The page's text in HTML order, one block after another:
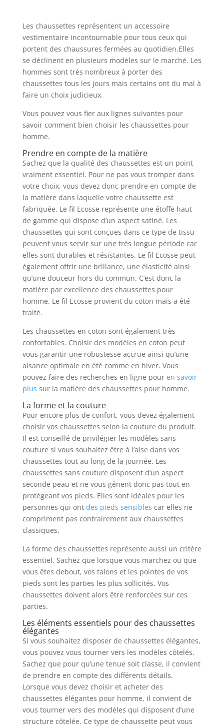
Les chaussettes représentent un accessoire
vestimentaire incontournable pour tous ceux qui
portent des chaussures fermées au quotidien.Elles
se déclinent en plusieurs modèles sur le marché. Les
hommes sont très nombreux à porter des
chaussettes tous les jours mais certains ont du mal à
faire un choix judicieux.
Vous pouvez vous fier aux lignes suivantes pour
savoir comment bien choisir les chaussettes pour
homme.
Prendre en compte de la matière
Sachez que la qualité des chaussettes est un point
vraiment essentiel. Pour ne pas vous tromper dans
votre choix, vous devez donc prendre en compte de
la matière dans laquelle votre chaussette est
fabriquée. Le fil Ecosse représente une étoffe haut
de gamme qui dispose d’un aspect satiné. Les
chaussettes qui sont conçues dans ce type de tissu
peuvent vous servir sur une très longue période car
elles sont durables et résistantes. Le fil Ecosse peut
également offrir une brillance, une élasticité ainsi
qu’une douceur hors du commun. C’est donc la
matière par excellence des chaussettes pour
homme. Le fil Ecosse provient du coton mais a été
traité.
Les chaussettes en coton sont également très
confortables. Choisir des modèles en coton peut
vous garantir une robustesse accrue ainsi qu’une
aisance optimale en été comme en hiver. Vous
pouvez faire des recherches en ligne pour en savoir
plus sur la matière des chaussettes pour homme.
La forme et la couture
Pour encore plus de confort, vous devez également
choisir vos chaussettes selon la couture du produit.
Il est conseillé de privilégier les modèles sans
couture si vous souhaitez être à l’aise dans vos
chaussettes tout au long de la journée. Les
chaussettes sans couture disposent d’un aspect
seconde peau et ne vous gênent donc pas tout en
protégeant vos pieds. Elles sont idéales pour les
personnes qui ont des pieds sensibles car elles ne
compriment pas contrairement aux chaussettes
classiques.
La forme des chaussettes représente aussi un critère
essentiel. Sachez que lorsque vous marchez ou que
vous êtes debout, vos talons et les pointes de vos
pieds sont les parties les plus sollicités. Vos
chaussettes doivent alors être renforcées sur ces
parties.
Les éléments essentiels pour des chaussettes
élégantes
Si vous souhaitez disposer de chaussettes élégantes,
vous pouvez vous tourner vers les modèles côtelés.
Sachez que pour qu’une tenue soit classe, il convient
de prendre en compte des différents détails.
Lorsque vous devez choisir et acheter des
chaussettes élégantes pour homme, il convient de
vous tourner vers des modèles qui disposent d’une
structure côtelée. Ce type de chaussette peut vous